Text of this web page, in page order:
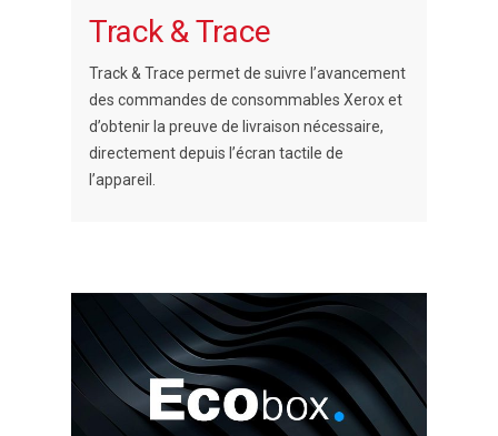
Track & Trace
Track & Trace permet de suivre l’avancement
des commandes de consommables Xerox et
d’obtenir la preuve de livraison nécessaire,
directement depuis l’écran tactile de
l’appareil.